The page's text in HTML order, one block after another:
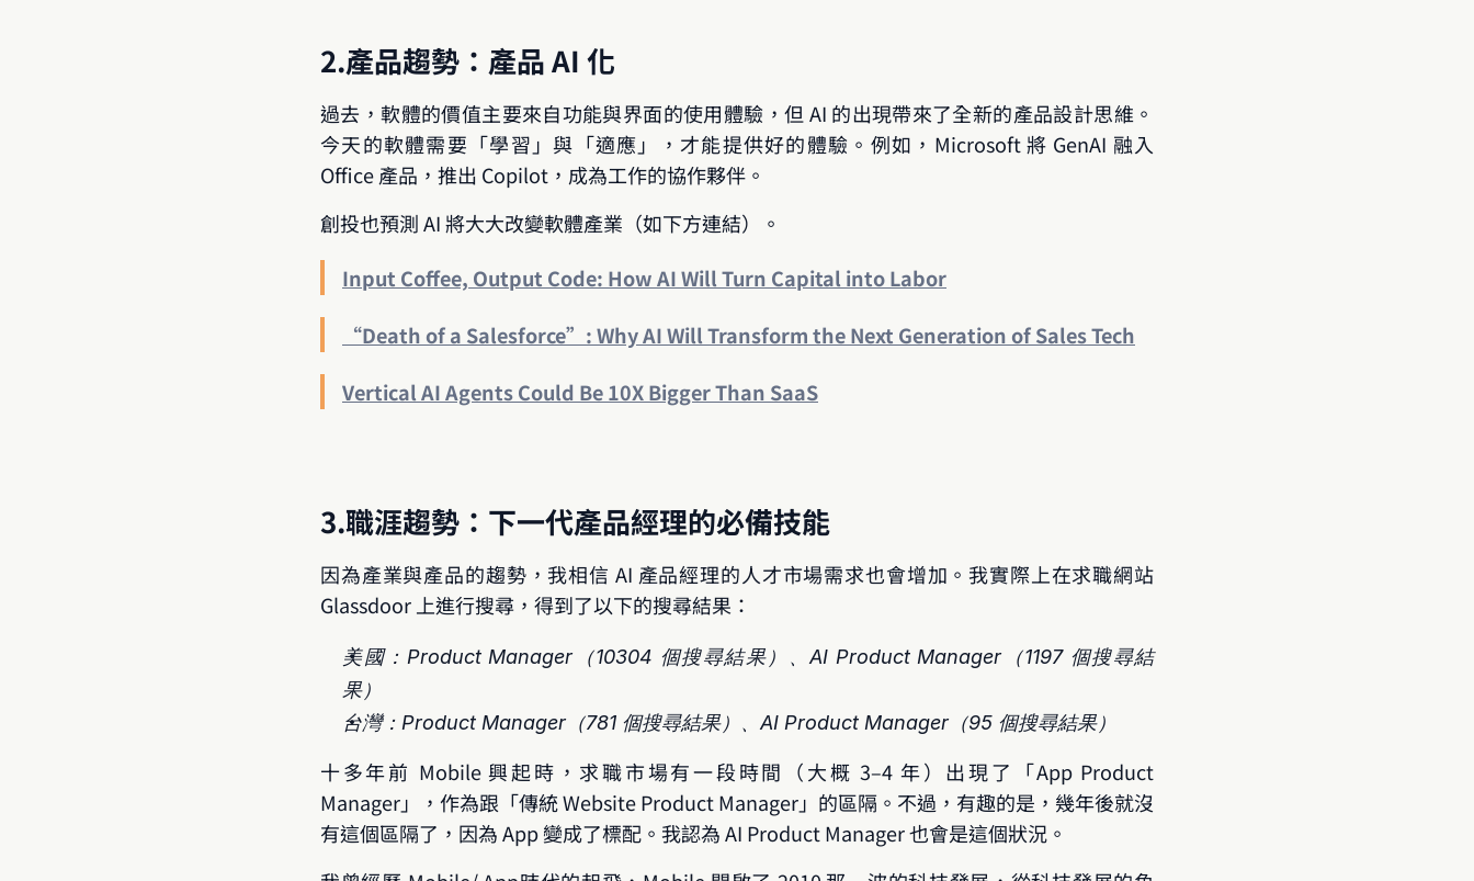
2.產品趨勢：產品 AI 化
過去，軟體的價值主要來自功能與界面的使用體驗，但 AI 的出現帶來了全新的產品設計思維。
今天的軟體需要「學習」與「適應」，才能提供好的體驗。例如，Microsoft 將 GenAI 融入
Office 產品，推出 Copilot，成為工作的協作夥伴。
創投也預測 AI 將大大改變軟體產業（如下方連結）。
Input Coffee, Output Code: How AI Will Turn Capital into Labor
“Death of a Salesforce”: Why AI Will Transform the Next Generation of Sales Tech
Vertical AI Agents Could Be 10X Bigger Than SaaS
3.職涯趨勢：下一代產品經理的必備技能
因為產業與產品的趨勢，我相信 AI 產品經理的人才市場需求也會增加。我實際上在求職網站
Glassdoor 上進行搜尋，得到了以下的搜尋結果：
美國：Product Manager（10304 個搜尋結果）、AI Product Manager（1197 個搜尋結
果）
台灣：Product Manager（781 個搜尋結果）、AI Product Manager（95 個搜尋結果）
十多年前 Mobile 興起時，求職市場有一段時間（大概 3–4 年）出現了「App Product
Manager」，作為跟「傳統 Website Product Manager」的區隔。不過，有趣的是，幾年後就沒
有這個區隔了，因為 App 變成了標配。我認為 AI Product Manager 也會是這個狀況。